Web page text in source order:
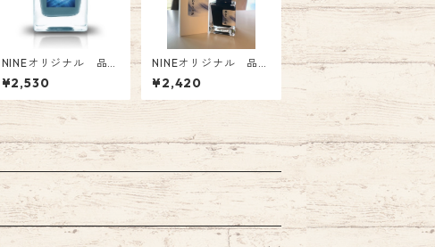
NINEオリジナル 品
番:NI-054 Tono&Lims
コラボインク「未完・
ラメなし」〜〜 オリジ
ナル Glass Pen Ink
¥2,530
NINEオリジナル 品
番:NI-042 Tono&Lim
s コラボインク「終わ
りなき旅～」 オリジナ
¥2,420